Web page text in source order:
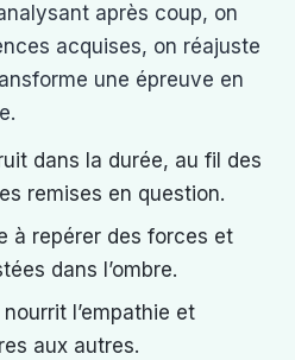
après coup, on
acquises, on réajuste
une épreuve en
dans la durée, au fil des
remises en question.
à repérer des forces et
dans l’ombre.
l’empathie et
aux autres.